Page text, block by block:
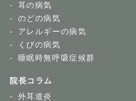
耳の病気
のどの病気
アレルギーの病気
くびの病気
睡眠時無呼吸症候群
院長コラム
外耳道炎